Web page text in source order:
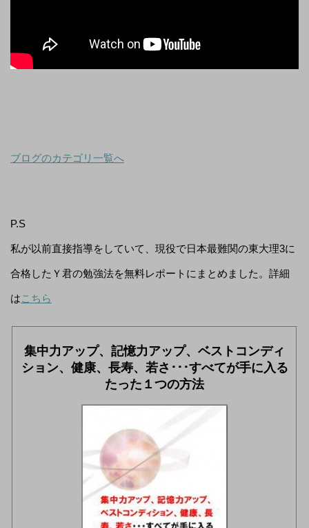
ブログのカテゴリ一覧へ
P.S
私が以前直接指導をしていて、現役で日本最難関の東大理3に
合格したＹ君の勉強法を無料レポートにまとめました。詳細
はこちら
集中力アップ、記憶力アップ、ベストコンディ
ション、健康、長寿、若さ･･･すべてが手に入る
たった１つの方法